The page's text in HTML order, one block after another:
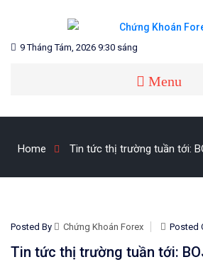
content
CHỨNG KHOÁN
Blog chia sẻ về Chứng Khoán và Forex
9 Tháng Tám, 2026 9:30 sáng
Menu
Home Tin tức thị trường tuần tới:
Posted By Chứng Khoán Forex Posted
Tin tức thị trường tuần tới: